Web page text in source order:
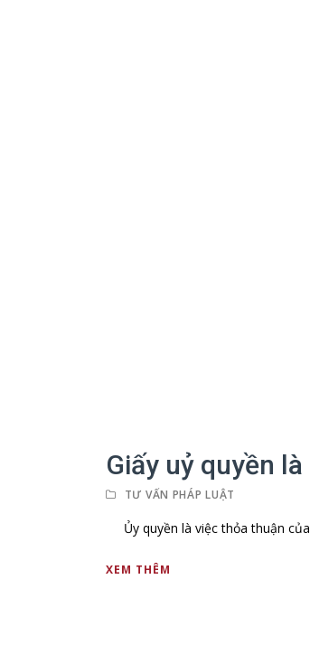
Giấy uỷ quyền
TƯ VẤN PHÁP LUẬT
Ủy quyền là việc thỏa thuận
XEM THÊM